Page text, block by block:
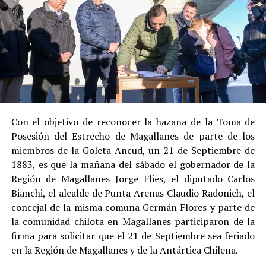
Sucolaboración sustancial con la investigación,
al admitir los hechos.
Suconducta anterior irreprochable , al no
registrar antecedentes penales previos.
Estas circunstancias jurídicas, sumadas al
procedimiento abreviado, redujeron la posibilidad de un
cumplimiento efectivo en recinto penitenciario.
Indemnización a la víctima y nueva investigación
por ocultamiento de bienes
En el ámbito civil, elJuzgado de Letras de Castrodictó
enseptiembre de 2023una sentencia que obliga a
Pedro Montecinos apagar una indemnización total de
$120 millonespor concepto de daño moral:
$80 millonesa favor de la víctima.
Con el objetivo de reconocer la hazaña de la Toma de
Posesión del Estrecho de Magallanes de parte de los
miembros de la Goleta Ancud, un 21 de Septiembre de
1883, es que la mañana del sábado el gobernador de la
Región de Magallanes Jorge Flies, el diputado Carlos
Bianchi, el alcalde de Punta Arenas Claudio Radonich, el
concejal de la misma comuna Germán Flores y parte de
la comunidad chilota en Magallanes participaron de la
firma para solicitar que el 21 de Septiembre sea feriado
en la Región de Magallanes y de la Antártica Chilena.